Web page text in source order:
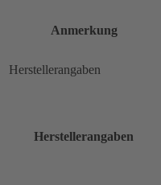
Anmerkung
Herstellerangaben
Herstellerangaben